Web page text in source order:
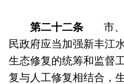
第二十二条 市
民政府应当加强新丰江
生态修复的统筹和监督
复与人工修复相结合，